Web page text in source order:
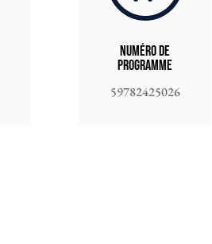
Numéro de
programme
59782425026